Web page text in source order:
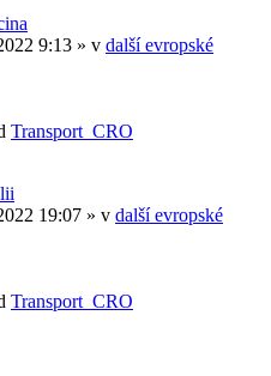
9:13 » v další evropské
Transport_CRO
19:07 » v další evropské
Transport_CRO